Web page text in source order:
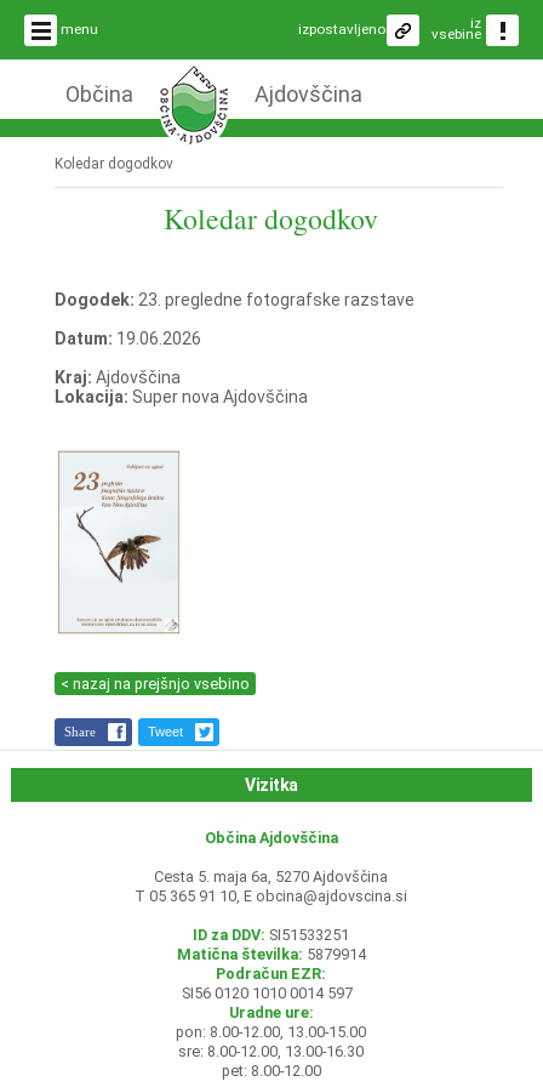
menu iz
vsebine
izpostavljeno
Občina Ajdovščina
Koledar dogodkov
Koledar dogodkov
Dogodek: 23. pregledne fotografske razstave
Datum: 19.06.2026
Kraj: Ajdovščina
Lokacija: Super nova Ajdovščina
< nazaj na prejšnjo vsebino
Share Tweet
Vizitka
Občina Ajdovščina
Cesta 5. maja 6a, 5270 Ajdovščina
T 05 365 91 10, E obcina@ajdovscina.si
ID za DDV: SI51533251
Matična številka: 5879914
Podračun EZR:
SI56 0120 1010 0014 597
Uradne ure:
pon: 8.00-12.00, 13.00-15.00
sre: 8.00-12.00, 13.00-16.30
pet: 8.00-12.00